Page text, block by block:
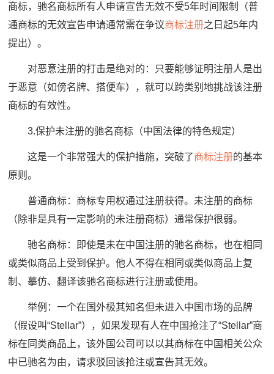
商标，驰名商标所有人申请宣告无效不受5年时间限制（普
通商标的无效宣告申请通常需在争议商标注册之日起5年内
提出）。
对恶意注册的打击是绝对的：只要能够证明注册人是出
于恶意（如傍名牌、搭便车），就可以跨类别地挑战该注册
商标的有效性。
3.保护未注册的驰名商标（中国法律的特色规定）
这是一个非常强大的保护措施，突破了商标注册的基本
原则。
普通商标：商标专用权通过注册获得。未注册的商标
（除非是具有一定影响的未注册商标）通常保护很弱。
驰名商标：即使是未在中国注册的驰名商标，也在相同
或类似商品上受到保护。他人不得在相同或类似商品上复
制、摹仿、翻译该驰名商标进行注册或使用。
举例：一个在国外极其知名但未进入中国市场的品牌
（假设叫“Stellar”），如果发现有人在中国抢注了“Stellar”商
标在同类商品上，该外国公司可以以其商标在中国相关公众
中已驰名为由，请求驳回该抢注或宣告其无效。